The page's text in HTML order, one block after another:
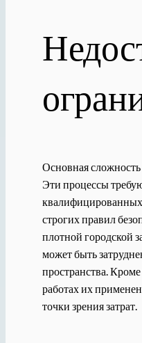
Основная
Эти процессы
строгих правил
плотной городской
может быть
пространства.
работах их
точки зрения затрат.